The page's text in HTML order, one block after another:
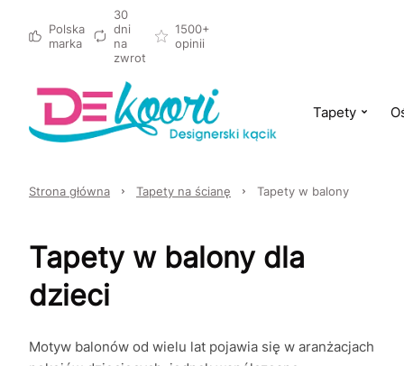
Polska
marka
30
dni
na
zwrot
1500+
opinii
Tapety
Strona główna Tapety na ścianę Tapety w balony
Tapety w balony dla
dzieci
Motyw balonów od wielu lat pojawia się w aranżacjach